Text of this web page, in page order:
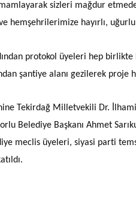
sizleri mağdur
hemşehrilerimize hayırlı,
protokol üyeleri hep
şantiye alanı gezilerek proje
Tekirdağ Milletvekili Dr. İlhami
Belediye Başkanı Ahmet
meclis üyeleri, siyasi parti